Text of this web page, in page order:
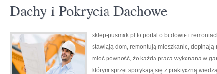
Dachy i Pokrycia Dachowe
sklep-pusmak.pl to portal o budowie i
stawiają dom, remontują mieszkanie,
mieć pewność, że każda praca wykonana w
którym sprzęt spotykają się z praktyczną